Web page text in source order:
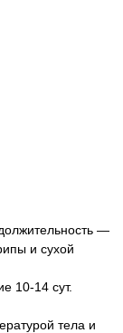
—
и сухой
10-14 сут.
тела и